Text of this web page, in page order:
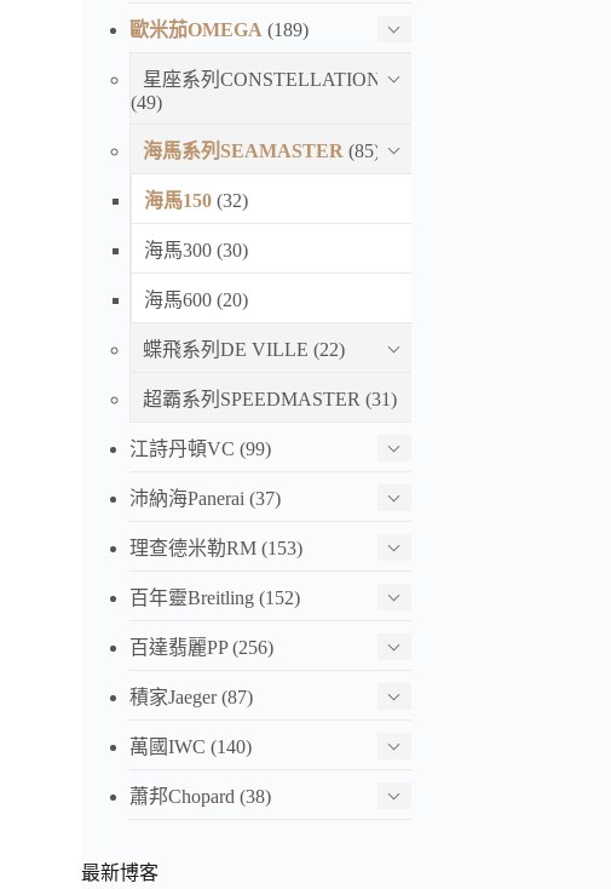
歐米茄OMEGA (189)
星座系列CONSTELLATION
(49)
海馬系列SEAMASTER (85)
海馬150 (32)
海馬300 (30)
海馬600 (20)
蝶飛系列DE VILLE (22)
超霸系列SPEEDMASTER (31)
江詩丹頓VC (99)
沛納海Panerai (37)
理查德米勒RM (153)
百年靈Breitling (152)
百達翡麗PP(256)
積家Jaeger(87)
萬國IWC (140)
蕭邦Chopard (38)
最新博客